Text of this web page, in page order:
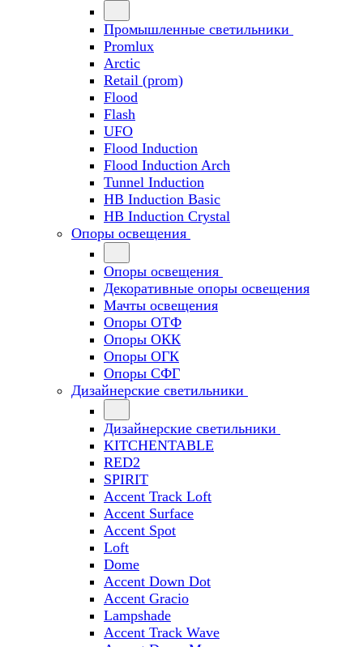
Промышленные светильники
Promlux
Arctic
Retail (prom)
Flood
Flash
UFO
Flood Induction
Flood Induction Arch
Tunnel Induction
HB Induction Basic
HB Induction Crystal
Опоры освещения
Опоры освещения
Декоративные опоры освещения
Мачты освещения
Опоры ОТФ
Опоры ОКК
Опоры ОГК
Опоры СФГ
Дизайнерские светильники
Дизайнерские светильники
KITCHENTABLE
RED2
SPIRIT
Accent Track Loft
Accent Surface
Accent Spot
Loft
Dome
Accent Down Dot
Accent Gracio
Lampshade
Accent Track Wave